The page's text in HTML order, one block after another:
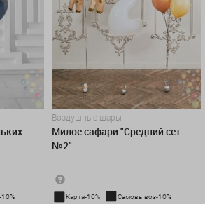
Воздушные шары
Милое сафари "Средний сет
№2"
Карта-10% Самовывоз-10%